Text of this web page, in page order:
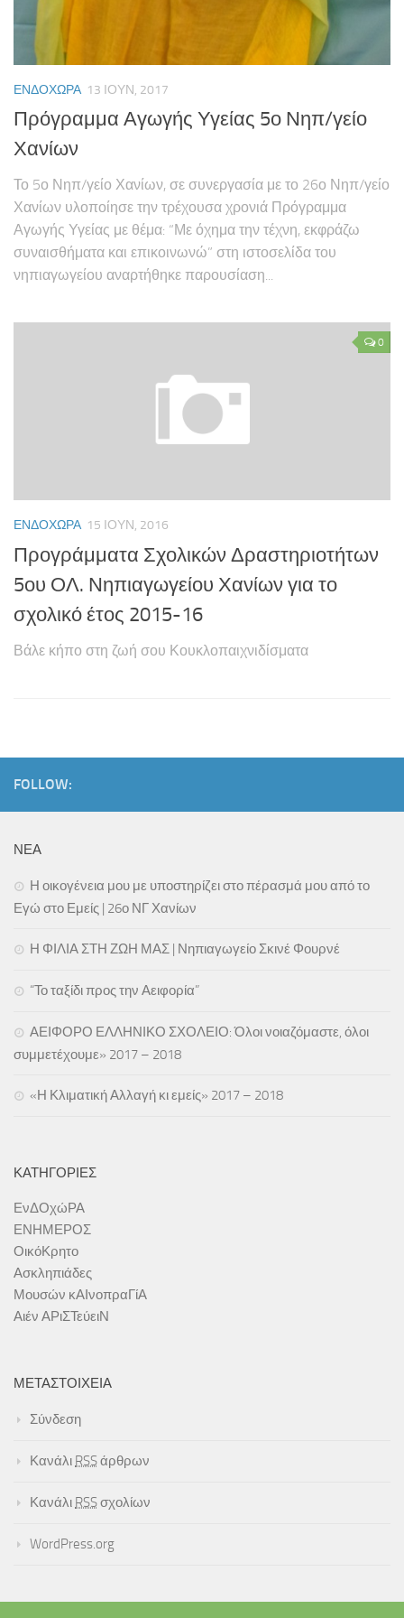
Εκδόσεις
Ήρθε Γράμμα στο Σχολείο
Ασκληπιάδες
Asclipiada Magazine Vol.1
Asclipiada Magazine Vol. 3
ΕΝΗΜΕΡΟΣ
ΟικόΚρητο
Αιτήσεις Συμμετοχής (Σεμινάρια/Δράσεις)
Ενημέρωση ΥΣΔ ΠΕ Χανίων για συμμετοχή σας σε Δράσεις/
Προεγγραφή στο Εθνικό Δίκτυο Αγωγής Υγείας
ΕΝΔΟΧΏΡΑ 13 ΙΟΥΝ, 2017
Πρόγραμμα Αγωγής Υγείας 5ο Νηπ/γείο
Χανίων
Το 5ο Νηπ/γείο Χανίων, σε συνεργασία με το 26ο Νηπ/γείο
Χανίων υλοποίησε την τρέχουσα χρονιά Πρόγραμμα
Αγωγής Υγείας με θέμα: “Με όχημα την τέχνη, εκφράζω
συναισθήματα και επικοινωνώ” στη ιστοσελίδα του
νηπιαγωγείου αναρτήθηκε παρουσίαση...
0
ΕΝΔΟΧΏΡΑ 15 ΙΟΥΝ, 2016
Προγράμματα Σχολικών Δραστηριοτήτων
5ου ΟΛ. Νηπιαγωγείου Χανίων για το
σχολικό έτος 2015-16
Βάλε κήπο στη ζωή σου Κουκλοπαιχνιδίσματα
FOLLOW:
ΝΕΑ
Η οικογένεια μου με υποστηρίζει στο πέρασμά μου από το
Εγώ στο Εμείς | 26ο ΝΓ Χανίων
Η ΦΙΛΙΑ ΣΤΗ ΖΩΗ ΜΑΣ | Νηπιαγωγείο Σκινέ Φουρνέ
“Το ταξίδι προς την Αειφορία”
ΑΕΙΦΟΡΟ ΕΛΛΗΝΙΚΟ ΣΧΟΛΕΙΟ: Όλοι νοιαζόμαστε, όλοι
συμμετέχουμε» 2017 – 2018
«Η Κλιματική Αλλαγή κι εμείς» 2017 – 2018
ΚΑΤΗΓΟΡΊΕΣ
ΕνΔΟχώΡΑ
ΕΝΗΜΕΡΟΣ
ΟικόΚρητο
Ασκληπιάδες
Μουσών κΑΙνοπραΓίΑ
Αιέν ΑΡιΣΤεύειΝ
ΜΕΤΑΣΤΟΙΧΕΊΑ
Σύνδεση
Κανάλι RSSάρθρων
Κανάλι RSSσχολίων
WordPress.org